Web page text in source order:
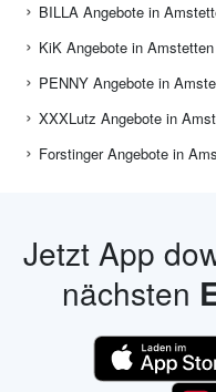
BILLA Angebote in
KiK Angebote in Amstetten
PENNY Angebote in
XXXLutz Angebote in
Forstinger Angebote in
Jetzt App
nächsten